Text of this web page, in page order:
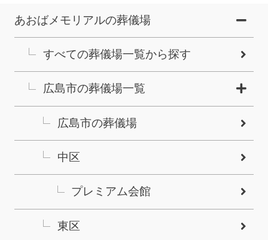
あおばメモリアルの葬儀場
すべての葬儀場一覧から探す
広島市の葬儀場一覧
広島市の葬儀場
中区
プレミアム会館
東区